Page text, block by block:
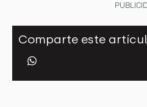
Comparte este